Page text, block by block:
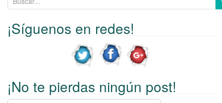
u
c
o
r
¡Síguenos en redes!
¡No te pierdas ningún post!